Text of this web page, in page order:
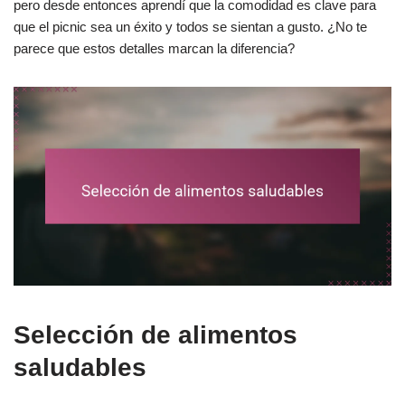
pero desde entonces aprendí que la comodidad es clave para
que el picnic sea un éxito y todos se sientan a gusto. ¿No te
parece que estos detalles marcan la diferencia?
Selección de alimentos
saludables